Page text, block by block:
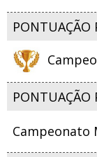
PONTUAÇÃO
PONTUAÇÃO
Campeonato